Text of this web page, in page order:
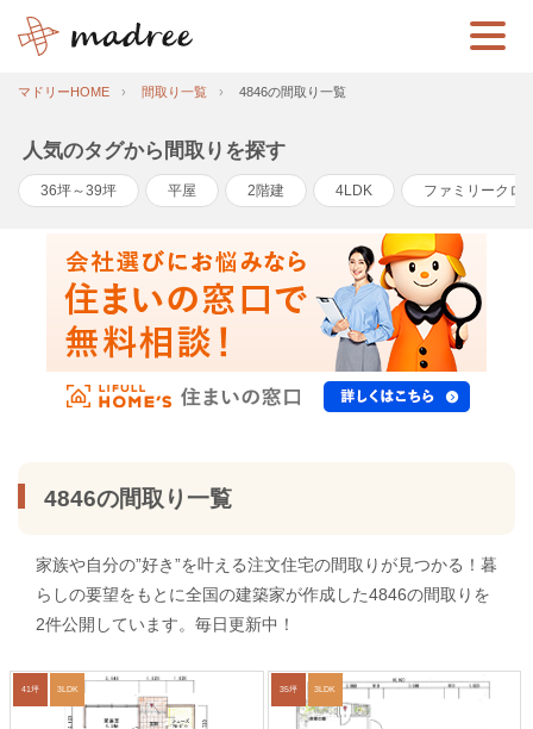
マドリーHOME 間取り一覧 4846の間取り一覧
人気のタグから間取りを探す
36坪～39坪 平屋 2階建 4LDK ファミリークロ
4846の間取り一覧
家族や自分の”好き”を叶える注文住宅の間取りが見つかる！暮
らしの要望をもとに全国の建築家が作成した4846の間取りを
2件公開しています。毎日更新中！
41坪 3LDK 35坪 3LDK